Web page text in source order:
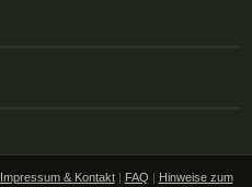
Impressum & Kontakt| FAQ | Hinweise zum